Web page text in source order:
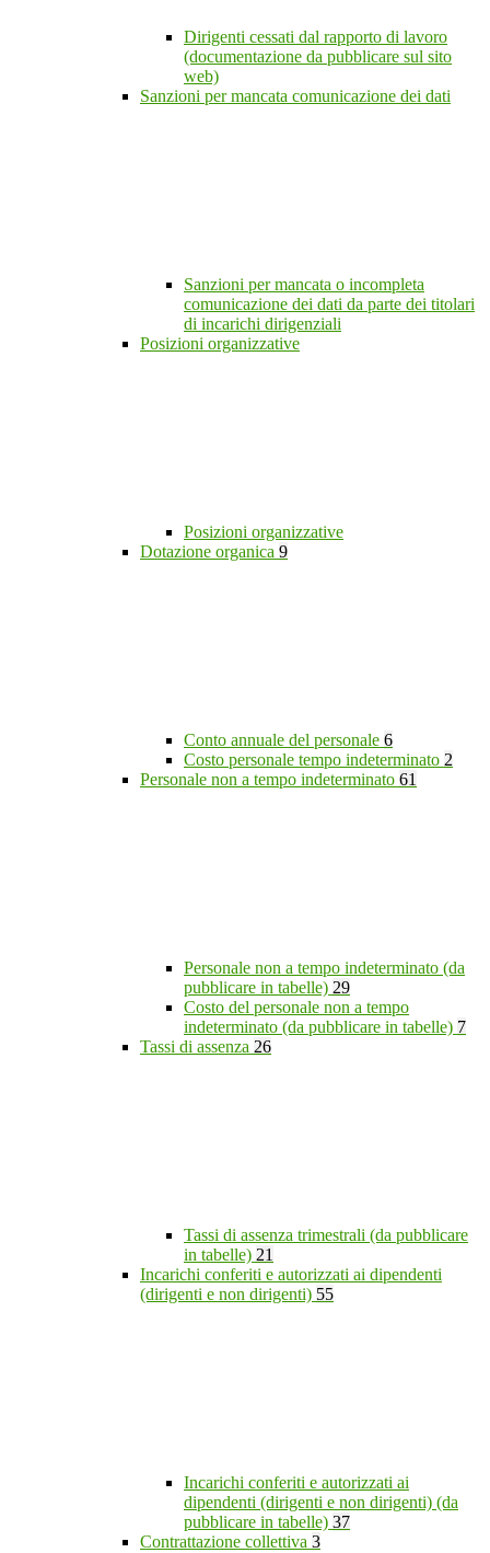
Dirigenti cessati dal rapporto di lavoro
(documentazione da pubblicare sul sito
web)
Sanzioni per mancata comunicazione dei dati
Sanzioni per mancata o incompleta
comunicazione dei dati da parte dei titolari
di incarichi dirigenziali
Posizioni organizzative
Posizioni organizzative
Dotazione organica 9
Conto annuale del personale 6
Costo personale tempo indeterminato 2
Personale non a tempo indeterminato 61
Personale non a tempo indeterminato (da
pubblicare in tabelle) 29
Costo del personale non a tempo
indeterminato (da pubblicare in tabelle) 7
Tassi di assenza 26
Tassi di assenza trimestrali (da pubblicare
in tabelle) 21
Incarichi conferiti e autorizzati ai dipendenti
(dirigenti e non dirigenti) 55
Incarichi conferiti e autorizzati ai
dipendenti (dirigenti e non dirigenti) (da
pubblicare in tabelle) 37
Contrattazione collettiva 3